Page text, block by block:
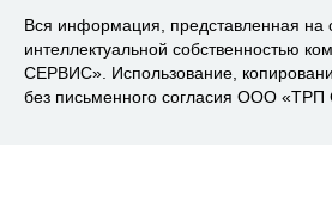
Вся информация, представленная на
интеллектуальной собственностью
СЕРВИС». Использование,
без письменного согласия ООО